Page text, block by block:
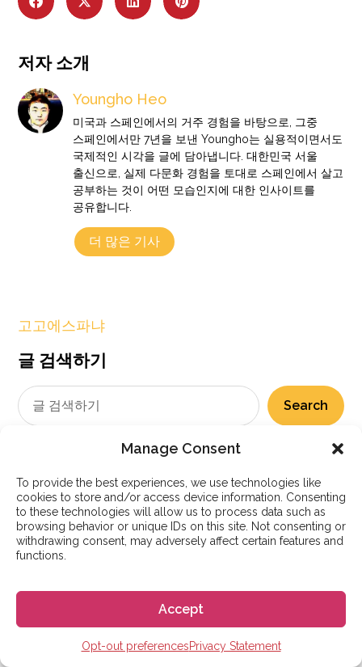
Manage Consent
To provide the best experiences, we use technologies like
cookies to store and/or access device information. Consenting
to these technologies will allow us to process data such as
browsing behavior or unique IDs on this site. Not consenting or
withdrawing consent, may adversely affect certain features and
functions.
Accept
Opt-out preferencesPrivacy Statement
저자 소개
Youngho Heo
미국과 스페인에서의 거주 경험을 바탕으로, 그중
스페인에서만 7년을 보낸 Youngho는 실용적이면서도
국제적인 시각을 글에 담아냅니다. 대한민국 서울
출신으로, 실제 다문화 경험을 토대로 스페인에서 살고
공부하는 것이 어떤 모습인지에 대한 인사이트를
공유합니다.
더 많은 기사
고고에스파냐
글 검색하기
Search
인기글